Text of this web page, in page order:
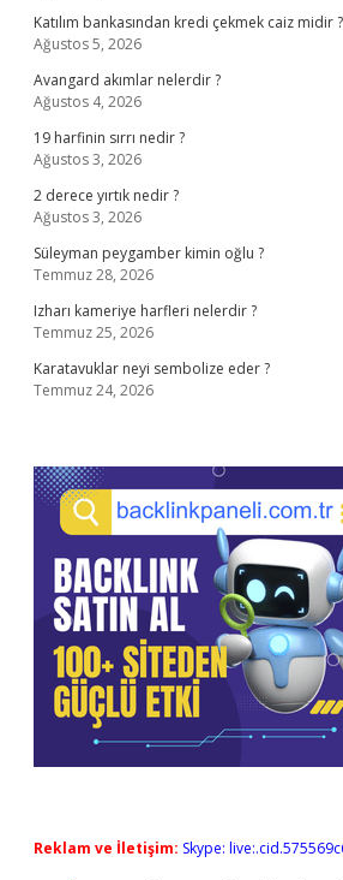
Katılım bankasından kredi çekmek caiz midir ?
Ağustos 5, 2026
Avangard akımlar nelerdir ?
Ağustos 4, 2026
19 harfinin sırrı nedir ?
Ağustos 3, 2026
2 derece yırtık nedir ?
Ağustos 3, 2026
Süleyman peygamber kimin oğlu ?
Temmuz 28, 2026
Izharı kameriye harfleri nelerdir ?
Temmuz 25, 2026
Karatavuklar neyi sembolize eder ?
Temmuz 24, 2026
Reklam ve İletişim: Skype: